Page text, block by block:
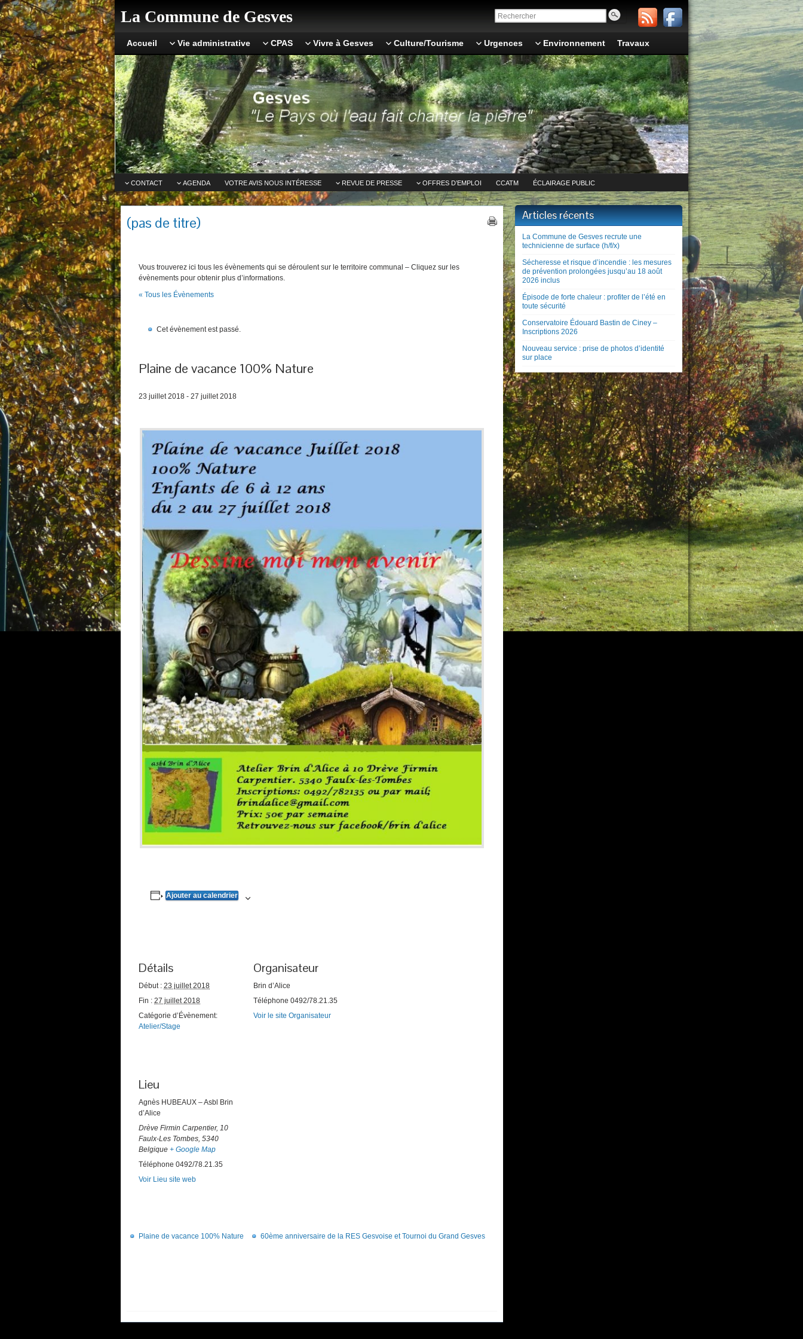
La Commune de Gesves
Accueil Vie administrative CPAS Vivre à Gesves Culture/Tourisme Urgences Environnement Travaux
CONTACT AGENDA VOTRE AVIS NOUS INTÉRESSE REVUE DE PRESSE OFFRES D’EMPLOI CCATM ÉCLAIRAGE PUBLIC
(pas de titre)
Vous trouverez ici tous les évènements qui se déroulent sur le territoire communal – Cliquez sur les
évènements pour obtenir plus d’informations.
« Tous les Évènements
Cet évènement est passé.
Plaine de vacance 100% Nature
23 juillet 2018 - 27 juillet 2018
Ajouter au calendrier
Détails
Début : 23 juillet 2018
Fin : 27 juillet 2018
Catégorie d’Évènement:
Atelier/Stage
Organisateur
Brin d’Alice
Téléphone 0492/78.21.35
Voir le site Organisateur
Lieu
Agnès HUBEAUX – Asbl Brin
d’Alice
Drève Firmin Carpentier, 10
Faulx-Les Tombes, 5340
Belgique + Google Map
Téléphone 0492/78.21.35
Voir Lieu site web
Plaine de vacance 100% Nature 60ème anniversaire de la RES Gesvoise et Tournoi du Grand Gesves
Articles récents
La Commune de Gesves recrute une
technicienne de surface (h/f/x)
Sécheresse et risque d’incendie : les mesures
de prévention prolongées jusqu’au 18 août
2026 inclus
Épisode de forte chaleur : profiter de l’été en
toute sécurité
Conservatoire Édouard Bastin de Ciney –
Inscriptions 2026
Nouveau service : prise de photos d’identité
sur place